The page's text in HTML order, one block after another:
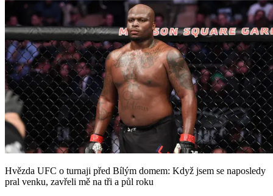
Hvězda UFC o turnaji před Bílým domem: Když jsem se naposledy
pral venku, zavřeli mě na tři a půl roku